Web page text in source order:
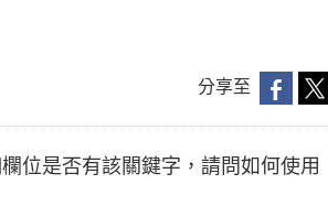
分享至
位是否有該關鍵字，請問如何使用